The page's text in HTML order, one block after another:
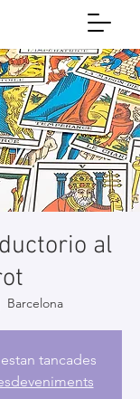
al
Barcelona
tancades